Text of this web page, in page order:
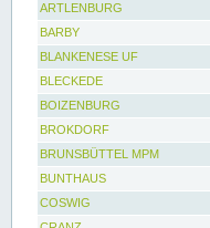
ARTLENBURG
BARBY
BLANKENESE UF
BLECKEDE
BOIZENBURG
BROKDORF
BRUNSBÜTTEL MPM
BUNTHAUS
COSWIG